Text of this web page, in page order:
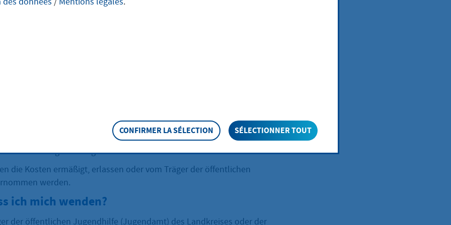
Kosten in Frage kommt.
Belastung wird entsprechend Ihres Einkommens berechnet. Die
im Rahmen der sogenannten „zumutbaren Belastung“ erfolgen.
deutlich verringert, können Sie eine Ermäßigung oder Befreiung
Belastung beantragen.
die Kosten ermäßigt, erlassen oder vom Träger der öffentlichen
werden.
ich mich wenden?
der öffentlichen Jugendhilfe (Jugendamt) des Landkreises oder der
CONFIRMER LA SÉLECTION SÉLECTIONNER TOUT